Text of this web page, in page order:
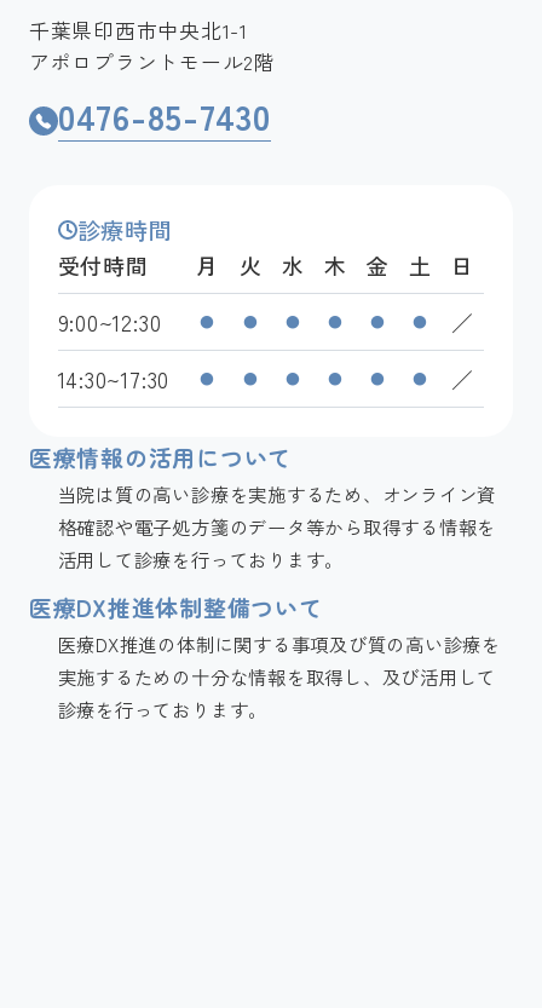
千葉県印西市中央北1-1
アポロプラントモール2階
0476-85-7430
診療時間
受付時間 月 火 水 木 金 土
日
9:00~12:30
● ● ● ● ● ●
／
14:30~17:30
● ● ● ● ● ● ／
医療情報の活用について
当院は質の高い診療を実施するため、オンライン資
格確認や電子処方箋のデータ等から取得する情報を
活用して診療を行っております。
医療DX推進体制整備ついて
医療DX推進の体制に関する事項及び質の高い診療を
実施するための十分な情報を取得し、及び活用して
診療を行っております。